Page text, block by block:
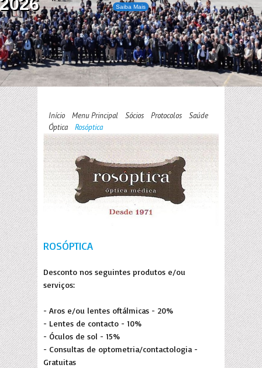
Saiba Mais
Início Menu Principal Sócios Protocolos
Saúde
Óptica
Rosóptica
ROSÓPTICA
Desconto nos seguintes produtos e/ou
serviços:
- Aros e/ou lentes oftálmicas - 20%
- Lentes de contacto - 10%
- Óculos de sol - 15%
- Consultas de optometria/contactologia -
Gratuitas